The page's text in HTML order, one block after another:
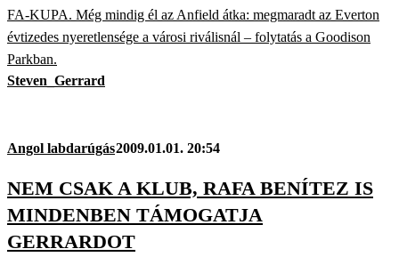
FA-KUPA. Még mindig él az Anfield átka: megmaradt az Everton
évtizedes nyeretlensége a városi riválisnál – folytatás a Goodison
Parkban.
Steven_Gerrard
Angol labdarúgás2009.01.01. 20:54
NEM CSAK A KLUB, RAFA BENÍTEZ IS
MINDENBEN TÁMOGATJA
GERRARDOT